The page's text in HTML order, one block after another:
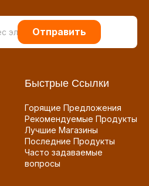
Отправить
Быстрые Ссылки
Горящие Предложения
Рекомендуемые Продукты
Лучшие Магазины
Последние Продукты
Часто задаваемые
вопросы